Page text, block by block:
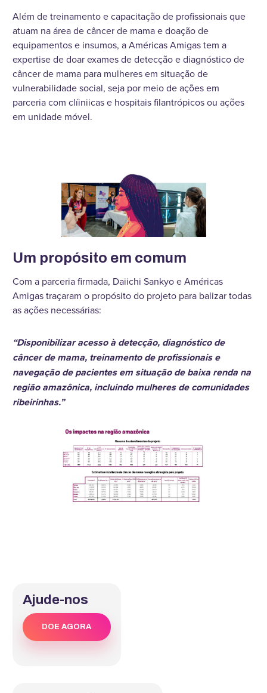
Além de treinamento e capacitação de profissionais que
atuam na área de câncer de mama e doação de
equipamentos e insumos, a Américas Amigas tem a
expertise de doar exames de detecção e diagnóstico de
câncer de mama para mulheres em situação de
vulnerabilidade social, seja por meio de ações em
parceria com clíiniicas e hospitais filantrópicos ou ações
em unidade móvel.
Um propósito em comum
Com a parceria firmada, Daiichi Sankyo e Américas
Amigas traçaram o propósito do projeto para balizar todas
as ações necessárias:
“Disponibilizar acesso à detecção, diagnóstico de
câncer de mama, treinamento de profissionais e
navegação de pacientes em situação de baixa renda na
região amazônica, incluindo mulheres de comunidades
ribeirinhas.”
Ajude-nos
DOE AGORA